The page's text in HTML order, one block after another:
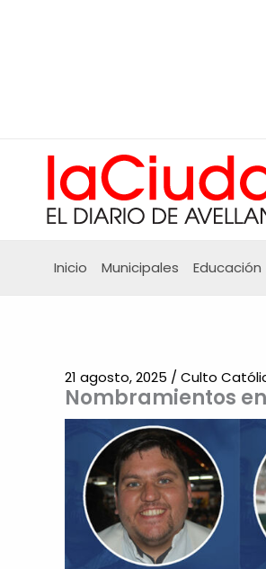
Inicio Municipales Educación
Nombramientos
21 agosto, 2025 / Culto